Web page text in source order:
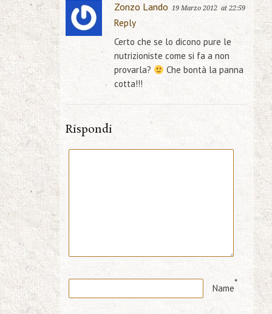
Zonzo Lando 19 Marzo 2012 at 22:59
Reply
Certo che se lo dicono pure le
nutrizioniste come si fa a non
provarla?
Che bontà la panna
cotta!!!
Rispondi
Name*